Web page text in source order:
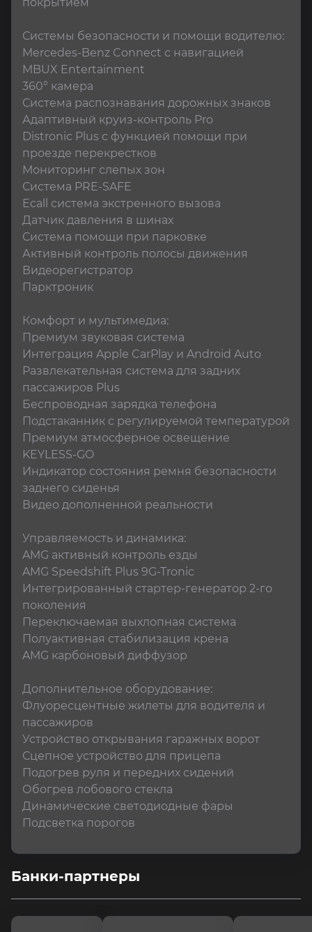
Системы безопасности и помощи водителю:
Mercedes-Benz Connect с навигацией
MBUX Entertainment
360° камера
Система распознавания дорожных знаков
Адаптивный круиз-контроль Pro
Distronic Plus с функцией помощи при
проезде перекрестков
Мониторинг слепых зон
Система PRE-SAFE
Ecall система экстренного вызова
Датчик давления в шинах
Система помощи при парковке
Активный контроль полосы движения
Видеорегистратор
Парктроник
Комфорт и мультимедиа:
Премиум звуковая система
Интеграция Apple CarPlay и Android Auto
Развлекательная система для задних
пассажиров Plus
Беспроводная зарядка телефона
Подстаканник с регулируемой температурой
Премиум атмосферное освещение
KEYLESS-GO
Индикатор состояния ремня безопасности
заднего сиденья
Видео дополненной реальности
Управляемость и динамика:
AMG активный контроль езды
AMG Speedshift Plus 9G-Tronic
Интегрированный стартер-генератор 2-го
поколения
Переключаемая выхлопная система
Полуактивная стабилизация крена
AMG карбоновый диффузор
Дополнительное оборудование:
Флуоресцентные жилеты для водителя и
пассажиров
Устройство открывания гаражных ворот
Сцепное устройство для прицепа
Подогрев руля и передних сидений
Обогрев лобового стекла
Динамические светодиодные фары
Подсветка порогов
Банки-партнеры